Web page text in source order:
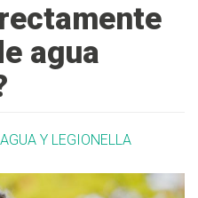
agua
Y LEGIONELLA